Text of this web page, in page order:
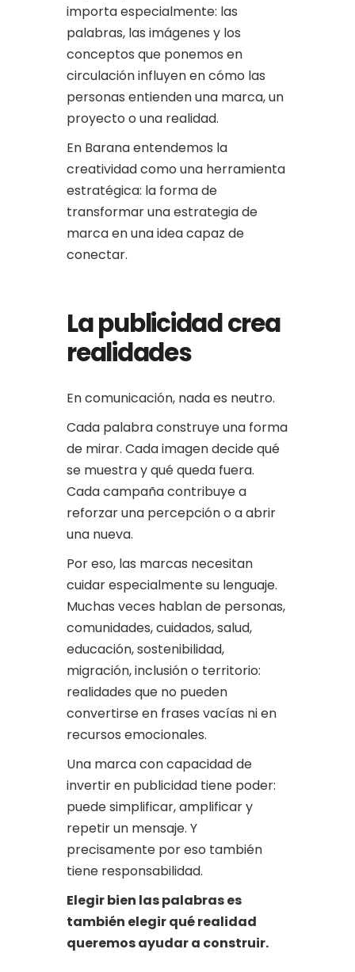
importa especialmente: las
palabras, las imágenes y los
conceptos que ponemos en
circulación influyen en cómo las
personas entienden una marca, un
proyecto o una realidad.
En Barana entendemos la
creatividad como una herramienta
estratégica: la forma de
transformar una estrategia de
marca en una idea capaz de
conectar.
La publicidad crea
realidades
En comunicación, nada es neutro.
Cada palabra construye una forma
de mirar. Cada imagen decide qué
se muestra y qué queda fuera.
Cada campaña contribuye a
reforzar una percepción o a abrir
una nueva.
Por eso, las marcas necesitan
cuidar especialmente su lenguaje.
Muchas veces hablan de personas,
comunidades, cuidados, salud,
educación, sostenibilidad,
migración, inclusión o territorio:
realidades que no pueden
convertirse en frases vacías ni en
recursos emocionales.
Una marca con capacidad de
invertir en publicidad tiene poder:
puede simplificar, amplificar y
repetir un mensaje. Y
precisamente por eso también
tiene responsabilidad.
Elegir bien las palabras es
también elegir qué realidad
queremos ayudar a construir.